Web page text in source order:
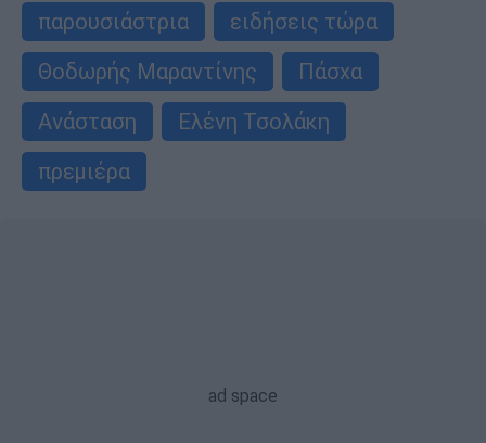
παρουσιάστρια
ειδήσεις τώρα
Θοδωρής Μαραντίνης
Πάσχα
Ανάσταση
Ελένη Τσολάκη
πρεμιέρα